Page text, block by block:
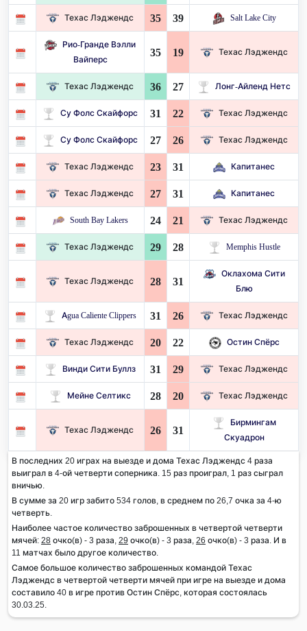
Техас Лэджендс 35 39 Salt Lake City
Рио-Гранде Вэлли
Вайперс
35 19 Техас Лэджендс
Техас Лэджендс 36 27 Лонг-Айленд Нетс
Су Фолс Скайфорс 31 22 Техас Лэджендс
Су Фолс Скайфорс 27 26 Техас Лэджендс
Техас Лэджендс 23 31 Капитанес
Техас Лэджендс 27 31 Капитанес
South Bay Lakers 24 21 Техас Лэджендс
Техас Лэджендс 29 28 Memphis Hustle
Техас Лэджендс 28 31
Оклахома Сити
Блю
Agua Caliente Clippers 31 26 Техас Лэджендс
Техас Лэджендс 20 22 Остин Спёрс
Винди Сити Буллз 31 29 Техас Лэджендс
Мейне Селтикс 28 20 Техас Лэджендс
Техас Лэджендс 26 31
Бирмингам
Скуадрон
В последних 20 играх на выезде и дома Техас Лэджендс 4 раза
выиграл в 4-ой четверти соперника. 15 раз проиграл, 1 раз сыграл
вничью.
В сумме за 20 игр забито 534 голов, в среднем по 26,7 очка за 4-ю
четверть.
Наиболее частое количество заброшенных в четвертой четверти
мячей: 28 очко(в) - 3 раза, 29 очко(в) - 3 раза, 26 очко(в) - 3 раза. И в
11 матчах было другое количество.
Самое большое количество заброшенных командой Техас
Лэджендс в четвертой четверти мячей при игре на выезде и дома
составило 40 в игре против Остин Спёрс, которая состоялась
30.03.25.